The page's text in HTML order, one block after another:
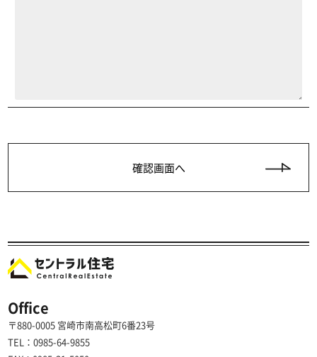
Office
〒880-0005 宮崎市南高松町6番23号
TEL：0985-64-9855